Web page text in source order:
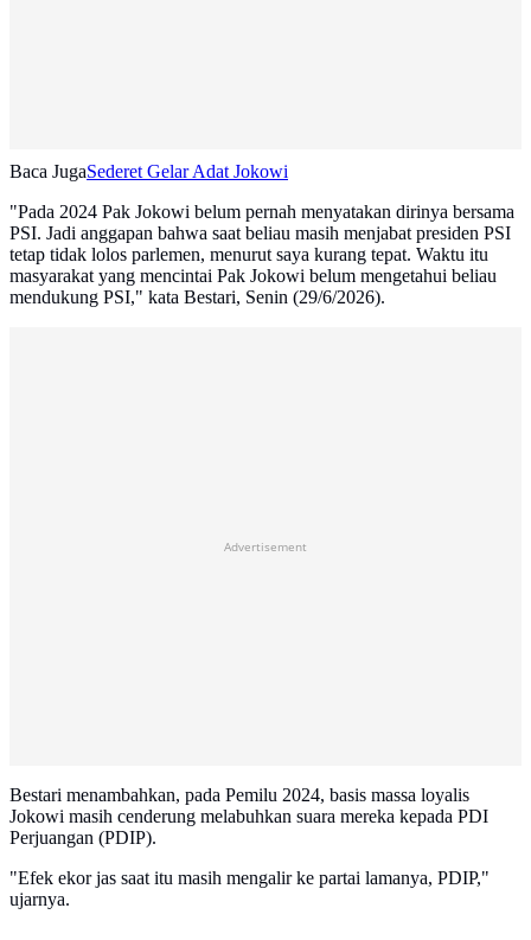
Baca JugaSederet Gelar Adat Jokowi
"Pada 2024 Pak Jokowi belum pernah menyatakan dirinya bersama
PSI. Jadi anggapan bahwa saat beliau masih menjabat presiden PSI
tetap tidak lolos parlemen, menurut saya kurang tepat. Waktu itu
masyarakat yang mencintai Pak Jokowi belum mengetahui beliau
mendukung PSI," kata Bestari, Senin (29/6/2026).
Advertisement
Bestari menambahkan, pada Pemilu 2024, basis massa loyalis
Jokowi masih cenderung melabuhkan suara mereka kepada PDI
Perjuangan (PDIP).
"Efek ekor jas saat itu masih mengalir ke partai lamanya, PDIP,"
ujarnya.